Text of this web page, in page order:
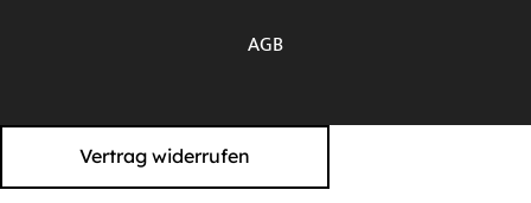
AGB
Vertrag widerrufen